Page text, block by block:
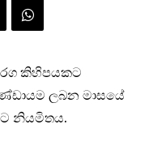
කිහිපයකට
ලබන මාසයේ
නියමිතය.